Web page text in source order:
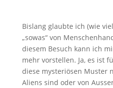
Bislang glaubte ich (wie
„sowas“ von
diesem Besuch kann ich
mehr vorstellen. Ja, es ist
diese mysteriösen Muster
Aliens sind oder von